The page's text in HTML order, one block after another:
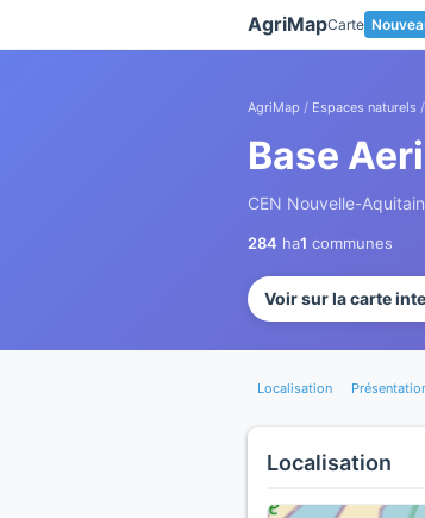
AgriMapCarte
AgriMap / Espaces naturels
Base
CEN Nouvelle-
284 ha1 communes
Voir sur la carte
Localisation
Localisation
Panneau de gestion des cookies